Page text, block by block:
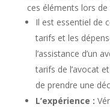
ces éléments lors
Il est essentiel de
tarifs et les
l’assistance d’un
tarifs de l’avocat
de prendre une
L’expérience :